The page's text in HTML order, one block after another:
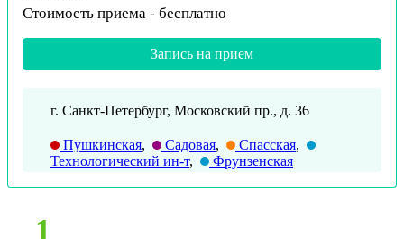
Стоимость приема - бесплатно
Запись на прием
г. Санкт-Петербург, Московский пр., д. 36
Пушкинская, Садовая, Спасская,
Технологический ин-т, Фрунзенская
1